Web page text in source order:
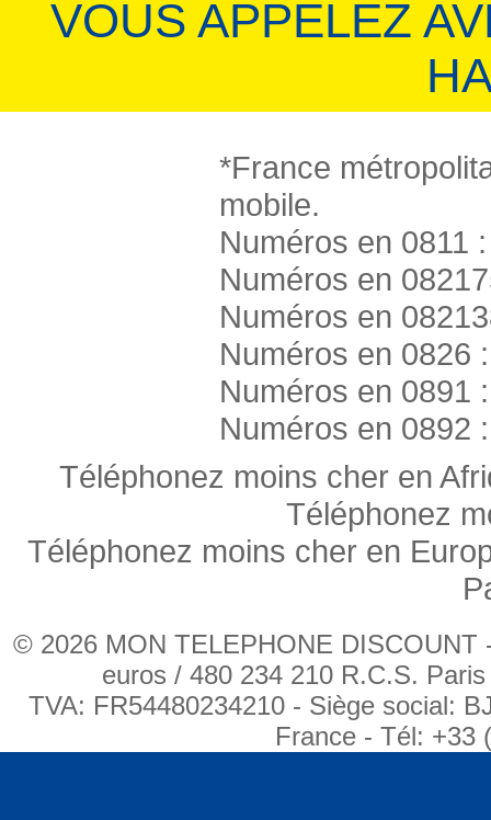
VOUS APPELEZ
*France
mobile.
Numéros en 0811
Numéros en
Numéros en
Numéros en 0826
Numéros en 0891
Numéros en 0892
Téléphonez moins cher en
Téléphonez
Téléphonez moins cher en
© 2026 MON TELEPHONE DISCOUNT
euros / 480 234 210 R.C.S.
TVA: FR54480234210 - Siège social:
France - Tél: +33